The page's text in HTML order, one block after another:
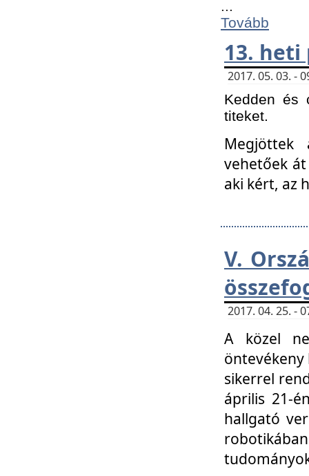
Tovább
13.
2017. 05. 03. -
Kedden és
titeket.
Megjöttek
vehetőek
aki kért, az
V.
2017. 04. 25. -
A közel
öntevékeny
sikerrel
április 21-
hallgató